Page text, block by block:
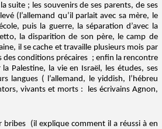
suite ; les souvenirs de ses parents, de ses
(l’allemand qu’il parlait avec sa mère, le
puis la guerre, la séparation d’avec la
la disparition de son père, le camp de
il se cache et travaille plusieurs mois par
des conditions précaires ; enfin la rencontre
Palestine, la vie en Israël, les études, ses
langues ( l’allemand, le yiddish, l’hébreu
vivants et morts : les écrivains Agnon,
bribes (il explique comment il a réussi à en